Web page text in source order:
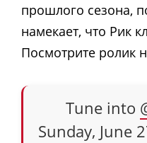
прошлого сезона,
намекает, что Рик
Посмотрите ролик
Tune into
Sunday, June